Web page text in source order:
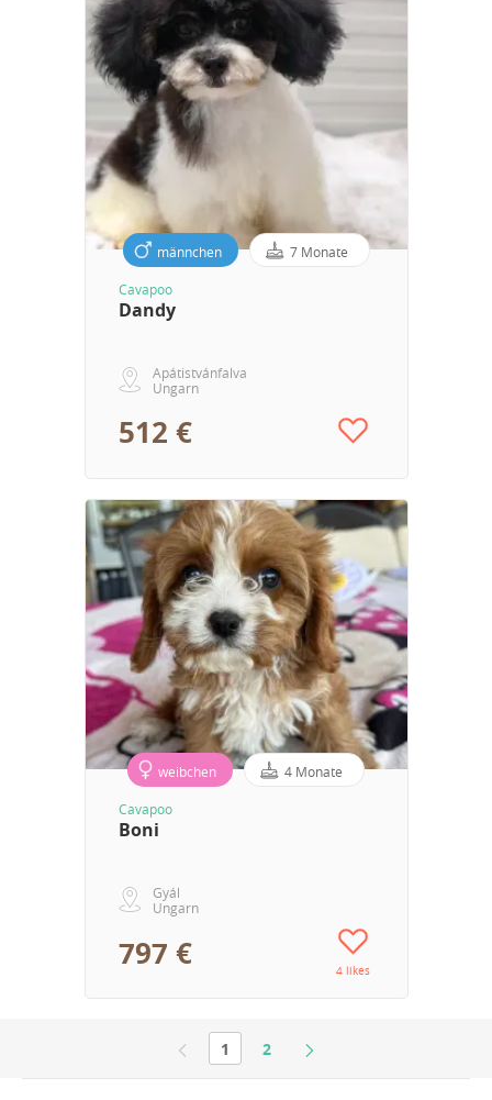
männchen 7 Monate
Cavapoo
Dandy
Apátistvánfalva
Ungarn
512 €
weibchen 4 Monate
Cavapoo
Boni
Gyál
Ungarn
797 € 4 likes
1 2